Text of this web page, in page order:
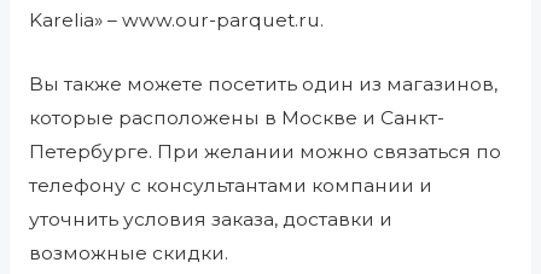
Karelia» – www.our-parquet.ru.
Вы также можете посетить один из магазинов,
которые расположены в Москве и Санкт-
Петербурге. При желании можно связаться по
телефону с консультантами компании и
уточнить условия заказа, доставки и
возможные скидки.